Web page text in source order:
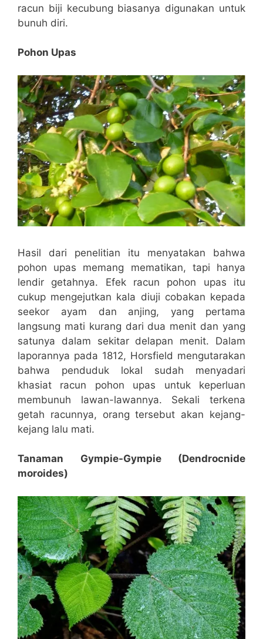
racun biji kecubung biasanya digunakan untuk
bunuh diri.
Pohon Upas
Hasil dari penelitian itu menyatakan bahwa
pohon upas memang mematikan, tapi hanya
lendir getahnya. Efek racun pohon upas itu
cukup mengejutkan kala diuji cobakan kepada
seekor ayam dan anjing, yang pertama
langsung mati kurang dari dua menit dan yang
satunya dalam sekitar delapan menit. Dalam
laporannya pada 1812, Horsfield mengutarakan
bahwa penduduk lokal sudah menyadari
khasiat racun pohon upas untuk keperluan
membunuh lawan-lawannya. Sekali terkena
getah racunnya, orang tersebut akan kejang-
kejang lalu mati.
Tanaman Gympie-Gympie (Dendrocnide
moroides)